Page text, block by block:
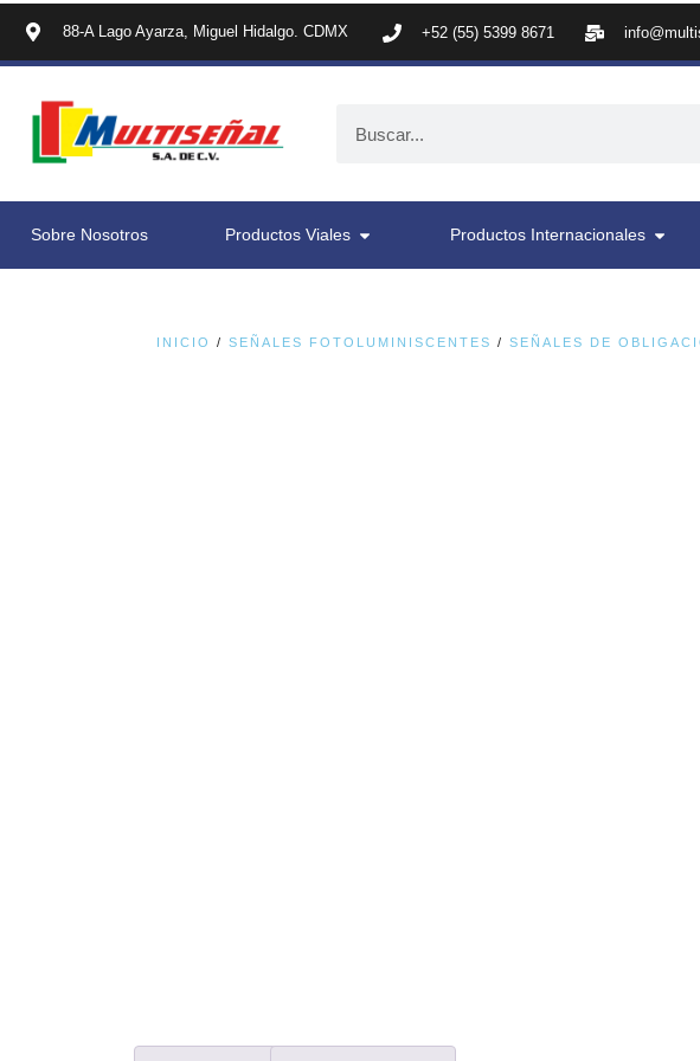
88-A Lago Ayarza, Miguel Hidalgo. CDMX +52 (55) 5399 8671
Sobre Nosotros Productos Viales Productos Internacionales
INICIO / SEÑALES FOTOLUMINISCENTES / SEÑALES DE